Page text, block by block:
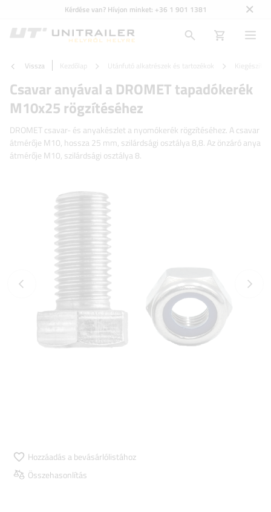
Kérdése van? Hívjon minket: +36 1 901 1381
Vissza Kezdőlap Utánfutó alkatrészek és tartozékok Kiegészítő
Csavar anyával a DROMET tapadókerék
M10x25 rögzítéséhez
DROMET csavar- és anyakészlet a nyomókerék rögzítéséhez. A csavar
átmérője M10, hossza 25 mm, szilárdsági osztálya 8,8. Az önzáró anya
átmérője M10, szilárdsági osztálya 8.
Előző fotó
Hozzáadás a bevásárlólistához
Összehasonlítás